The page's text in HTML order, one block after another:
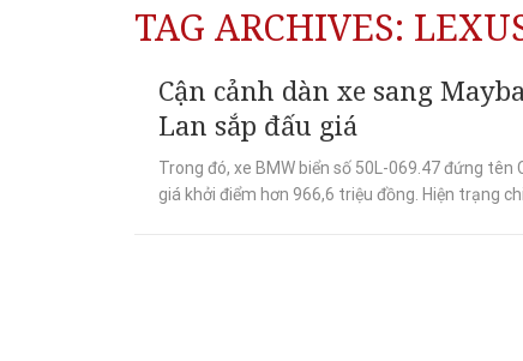
TAG ARCHIVES:
Cận cảnh dàn xe sang
Lan sắp đấu giá
Trong đó, xe BMW biển số 50L-069.47 đứng
giá khởi điểm hơn 966,6 triệu đồng. Hiện trạng